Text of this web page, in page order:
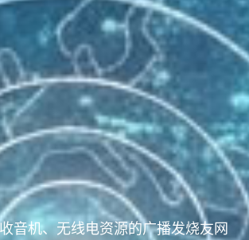
音机、无线电资源的广播发烧友网